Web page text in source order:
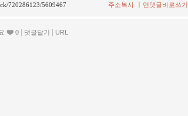
720286123/5609467 먼댓글바로쓰기
주소복사 ㅣ
0 | 댓글달기 | URL